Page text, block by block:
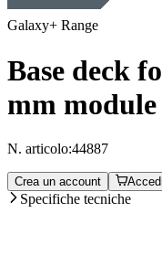
Galaxy+ Range
Base deck
mm
N. articolo:44887
Crea un account
Specifiche tecniche